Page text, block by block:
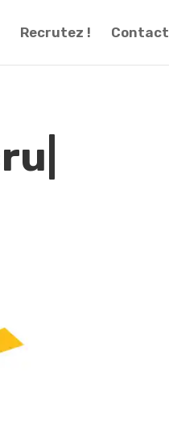
Recrutez ! Contact